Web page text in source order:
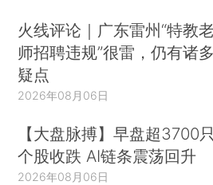
火线评论｜广东雷州“特教
师招聘违规”很雷，仍有诸多
疑点
2026年08月06日
【大盘脉搏】早盘超3700只
个股收跌 AI链条震荡回升
2026年08月06日